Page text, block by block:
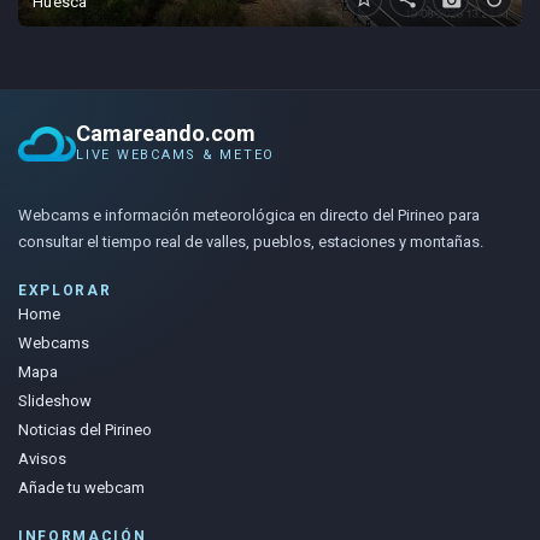
Camareando.com
LIVE WEBCAMS & METEO
Webcams e información meteorológica en directo del Pirineo para
consultar el tiempo real de valles, pueblos, estaciones y montañas.
EXPLORAR
Home
Webcams
Mapa
Slideshow
Noticias del Pirineo
Avisos
Añade tu webcam